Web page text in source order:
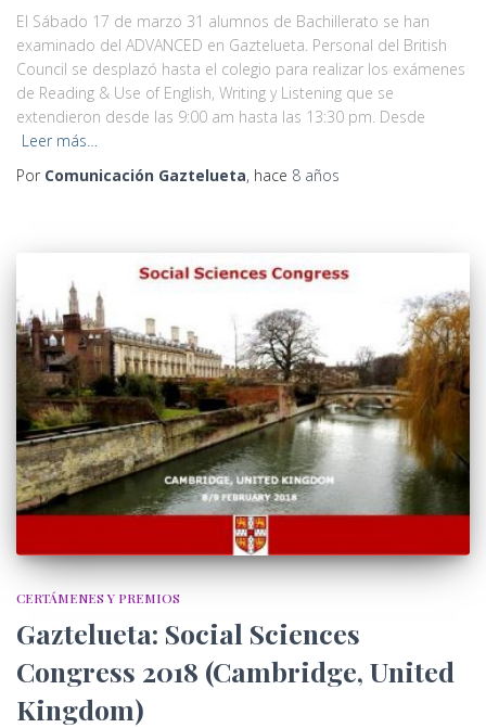
El Sábado 17 de marzo 31 alumnos de Bachillerato se han
examinado del ADVANCED en Gaztelueta. Personal del British
Council se desplazó hasta el colegio para realizar los exámenes
de Reading & Use of English, Writing y Listening que se
extendieron desde las 9:00 am hasta las 13:30 pm. Desde
Leer más…
Por Comunicación Gaztelueta, hace 8 años
CERTÁMENES Y PREMIOS
Gaztelueta: Social Sciences
Congress 2018 (Cambridge, United
Kingdom)